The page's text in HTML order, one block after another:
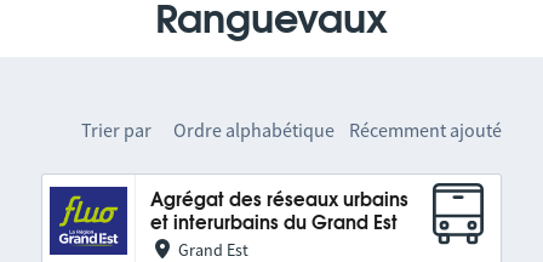
Ranguevaux
Trier par Ordre alphabétique Récemment ajouté
Agrégat des réseaux urbains
et interurbains du Grand Est
Grand Est